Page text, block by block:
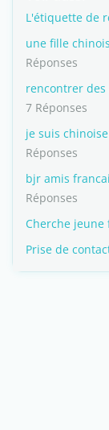
L'étiquette de
une fille
Réponses
rencontrer
7 Réponses
je suis
Réponses
bjr amis
Réponses
Cherche jeune
Prise de